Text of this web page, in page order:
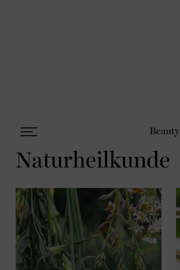
Beauty
Naturheilkunde